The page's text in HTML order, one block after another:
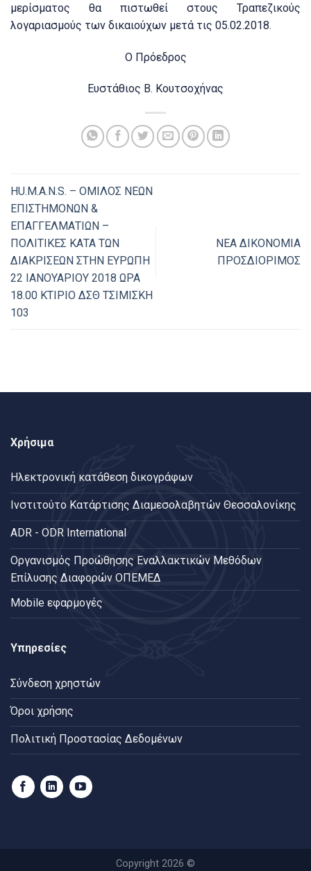
μερίσματος θα πιστωθεί στους Τραπεζικούς
λογαριασμούς των δικαιούχων μετά τις 05.02.2018.
Ο Πρόεδρος
Ευστάθιος Β. Κουτσοχήνας
HU.M.A.N.S. – ΟΜΙΛΟΣ ΝΕΩΝ
ΕΠΙΣΤΗΜΟΝΩΝ &
ΕΠΑΓΓΕΛΜΑΤΙΩΝ –
ΠΟΛΙΤΙΚΕΣ ΚΑΤΑ ΤΩΝ
ΔΙΑΚΡΙΣΕΩΝ ΣΤΗΝ ΕΥΡΩΠΗ
22 ΙΑΝΟΥΑΡΙΟΥ 2018 ΩΡΑ
18.00 ΚΤΙΡΙΟ ΔΣΘ ΤΣΙΜΙΣΚΗ
103
ΝΕΑ ΔΙΚΟΝΟΜΙΑ
ΠΡΟΣΔΙΟΡΙΜΟΣ
Χρήσιμα
Ηλεκτρονική κατάθεση δικογράφων
Ινστιτούτο Κατάρτισης Διαμεσολαβητών Θεσσαλονίκης
ADR - ODR International
Oργανισμός Προώθησης Εναλλακτικών Μεθόδων
Επίλυσης Διαφορών ΟΠΕΜΕΔ
Mobile εφαρμογές
Υπηρεσίες
Σύνδεση χρηστών
Όροι χρήσης
Πολιτική Προστασίας Δεδομένων
Copyright 2026 ©